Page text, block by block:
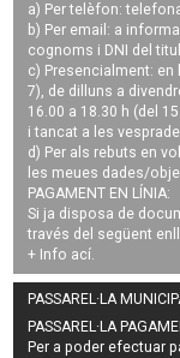
a) Per telèfon:
b) Per email: a
cognoms i DNI del
c) Presencialment:
7), de dilluns a
16.00 a 18.30 h (del
i tancat a les
d) Per als rebuts en
les meues dades/
PAGAMENT EN LÍNIA:
Si ja disposa de
través del següent
+ Info ací.
PASSAREL·LA
PASSAREL·LA
Per a poder efectuar